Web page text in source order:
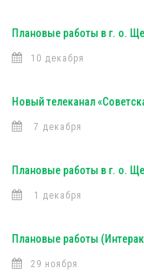
Плановые работы в г. о.
10 декабря
Новый телеканал
7 декабря
Плановые работы в г. о.
1 декабря
Плановые работы
29 ноября